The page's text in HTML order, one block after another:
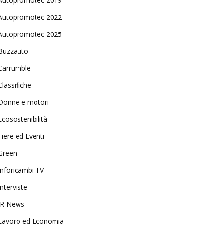
2022
2025
e motori
ed Eventi
TV
News
ed Economia